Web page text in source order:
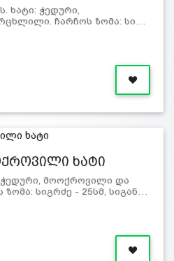
ხატი: ჭედური,
ჩარჩოს ზომა: სი…
ხატი
ჭედური, მოოქროვილი და
სიგრძე - 25სმ, სიგან…